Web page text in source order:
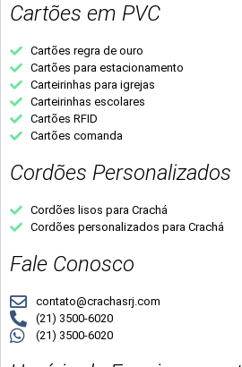
Cartões em PVC
Cartões regra de ouro
Cartões para estacionamento
Carteirinhas para igrejas
Carteirinhas escolares
Cartões RFID
Cartões comanda
Cordões Personalizados
Cordões lisos para Crachá
Cordões personalizados para Crachá
Fale Conosco
contato@crachasrj.com
(21) 3500-6020
(21) 3500-6020